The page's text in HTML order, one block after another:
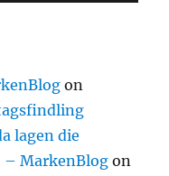
on
lagen die
– MarkenBlog on